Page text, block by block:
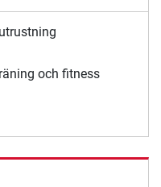
och fitness